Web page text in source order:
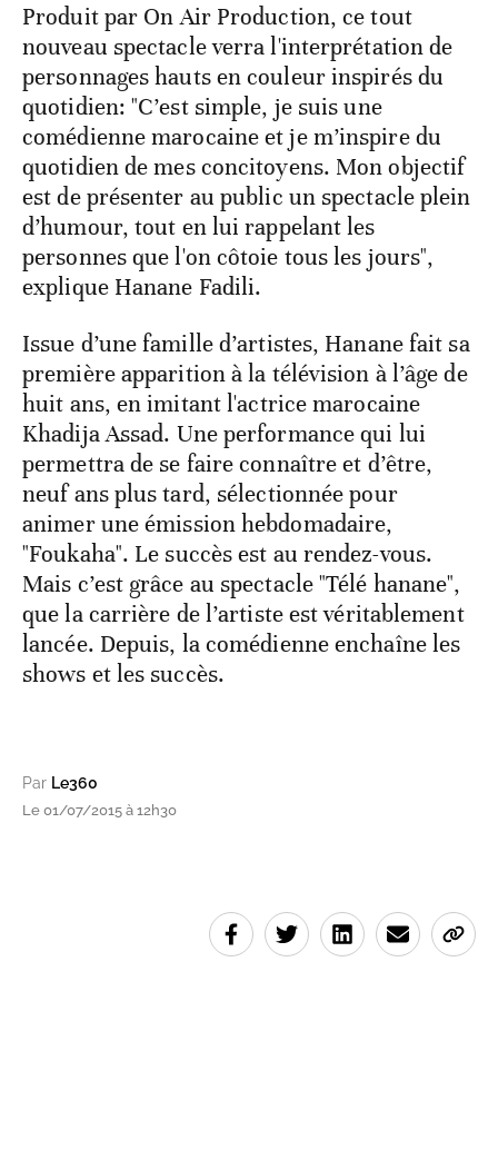
Produit par On Air Production, ce tout
nouveau spectacle verra l'interprétation de
personnages hauts en couleur inspirés du
quotidien: "C’est simple, je suis une
comédienne marocaine et je m’inspire du
quotidien de mes concitoyens. Mon objectif
est de présenter au public un spectacle plein
d’humour, tout en lui rappelant les
personnes que l'on côtoie tous les jours",
explique Hanane Fadili.
Issue d’une famille d’artistes, Hanane fait sa
première apparition à la télévision à l’âge de
huit ans, en imitant l'actrice marocaine
Khadija Assad. Une performance qui lui
permettra de se faire connaître et d’être,
neuf ans plus tard, sélectionnée pour
animer une émission hebdomadaire,
"Foukaha". Le succès est au rendez-vous.
Mais c’est grâce au spectacle "Télé hanane",
que la carrière de l’artiste est véritablement
lancée. Depuis, la comédienne enchaîne les
shows et les succès.
Par Le360
Le 01/07/2015 à 12h30